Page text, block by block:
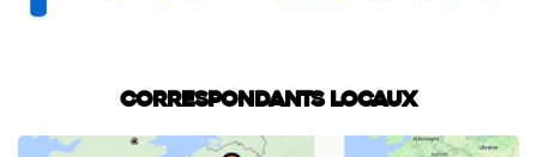
Correspondants locaux